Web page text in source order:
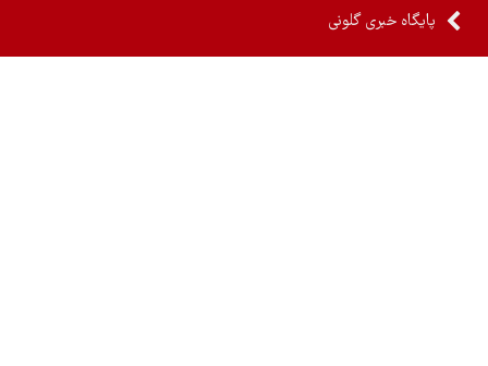
پایگاه خبری گلونی